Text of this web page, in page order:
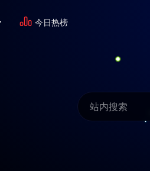
今日热榜